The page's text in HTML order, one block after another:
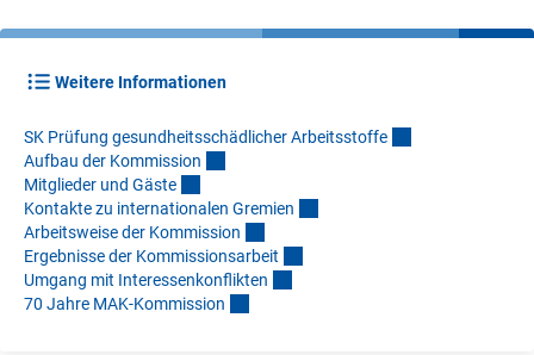
Weitere Informationen
SK Prüfung gesundheitsschädlicher Arbeitsstoffe
Aufbau der Kommission
Mitglieder und Gäste
Kontakte zu internationalen Gremien
Arbeitsweise der Kommission
Ergebnisse der Kommissionsarbeit
Umgang mit Interessenkonflikten
70 Jahre MAK-Kommission